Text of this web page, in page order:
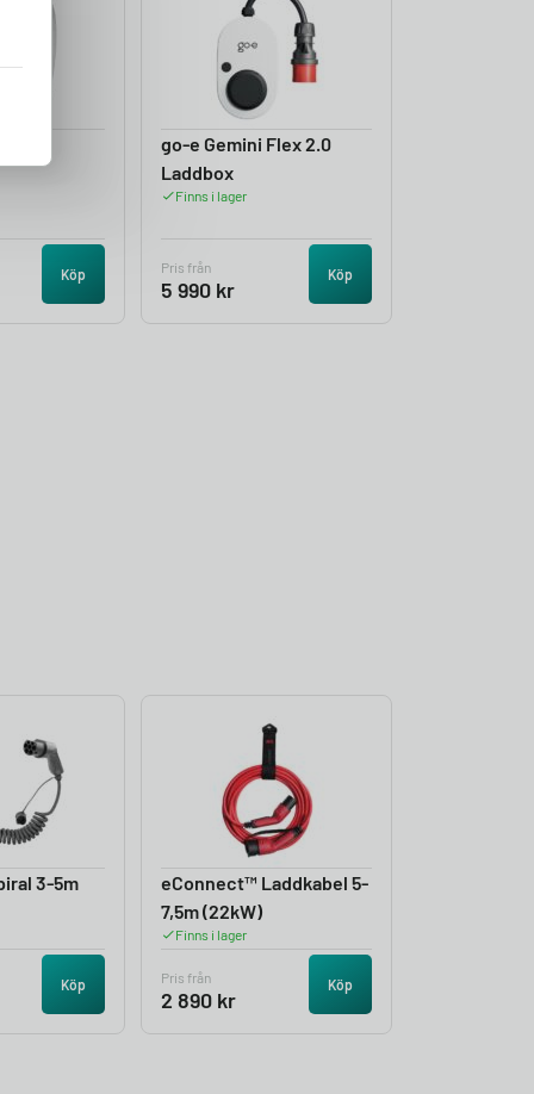
Köp
go-e Gemini Flex 2.0
Laddbox
Finns i lager
Pris från
5 990 kr
Köp
3-5m
Köp
eConnect™ Laddkabel 5-
7,5m (22kW)
Finns i lager
Pris från
2 890 kr
Köp